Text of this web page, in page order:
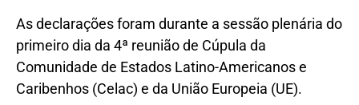
As declarações foram durante a sessão plenária do
primeiro dia da 4ª reunião de Cúpula da
Comunidade de Estados Latino-Americanos e
Caribenhos (Celac) e da União Europeia (UE).